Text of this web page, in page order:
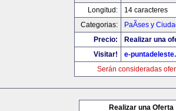
Longitud:
14 caracteres
Categorias:
PaÃ­ses y
Precio:
Realizar una
Visitar!
e-
Serán consideradas
Realizar una Oferta